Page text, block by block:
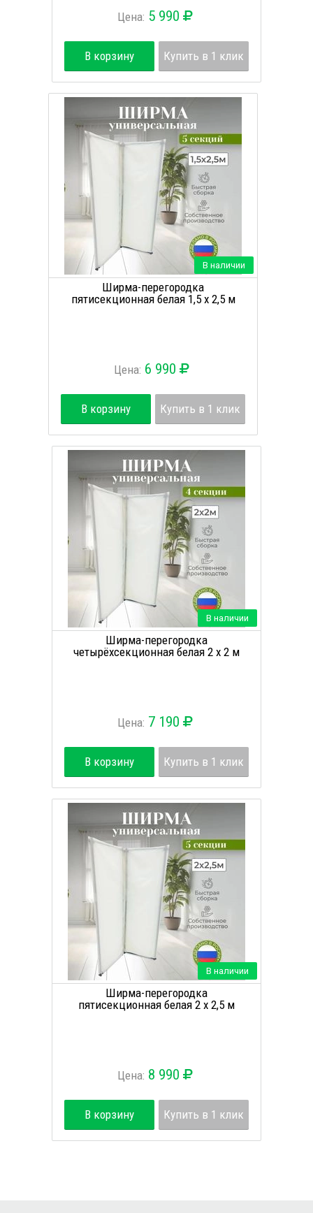
Цена: 5 990
В корзину Купить в 1 клик
В наличии
Ширма-перегородка
пятисекционная белая 1,5 х 2,5 м
Цена: 6 990
В корзину Купить в 1 клик
В наличии
Ширма-перегородка
четырёхсекционная белая 2 х 2 м
Цена: 7 190
В корзину Купить в 1 клик
В наличии
Ширма-перегородка
пятисекционная белая 2 х 2,5 м
Цена: 8 990
В корзину Купить в 1 клик